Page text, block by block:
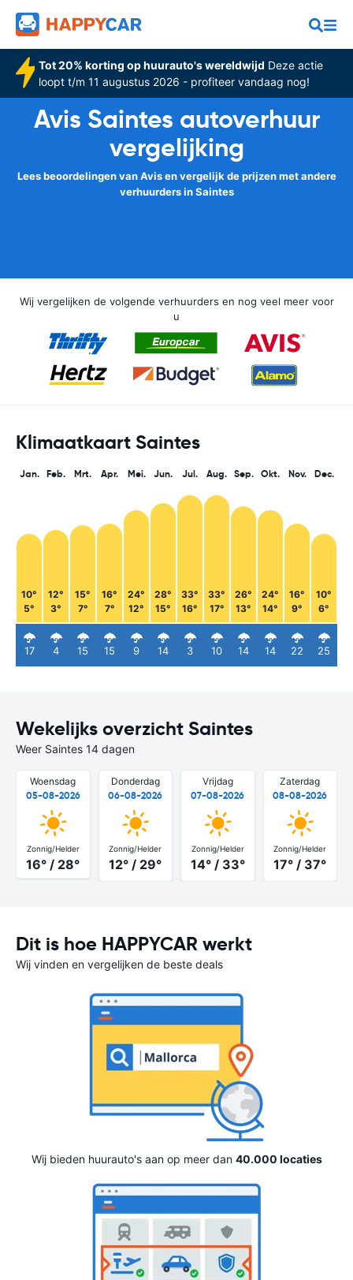
Tot 20% korting op huurauto's wereldwijd Deze actie
loopt t/m 11 augustus 2026 - profiteer vandaag nog!
Avis Saintes autoverhuur
vergelijking
Lees beoordelingen van Avis en vergelijk de prijzen met andere
verhuurders in Saintes
Wij vergelijken de volgende verhuurders en nog veel meer voor
u
Klimaatkaart Saintes
Jan.
10°
5°
17
Feb.
12°
3°
4
Mrt.
15°
7°
15
Apr.
16°
7°
15
Mei.
24°
12°
9
Jun.
28°
15°
14
Jul.
33°
16°
3
Aug.
33°
17°
10
Sep.
26°
13°
14
Okt.
24°
14°
14
Nov.
16°
9°
22
Dec.
10°
6°
25
Wekelijks overzicht Saintes
Weer Saintes 14 dagen
Woensdag
05-08-2026
Zonnig/Helder
16° / 28°
Donderdag
06-08-2026
Zonnig/Helder
12° / 29°
Vrijdag
07-08-2026
Zonnig/Helder
14° / 33°
Zaterdag
08-08-2026
Zonnig/Helder
17° / 37°
Dit is hoe HAPPYCAR werkt
Wij vinden en vergelijken de beste deals
Wij bieden huurauto's aan op meer dan 40.000 locaties